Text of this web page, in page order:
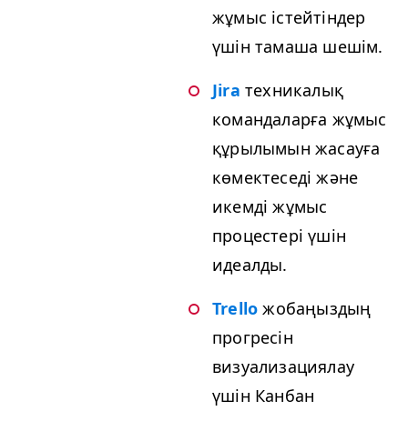
жұмыс істейтіндер
үшін тамаша шешім.
Jira техникалық
командаларға жұмыс
құрылымын жасауға
көмектеседі және
икемді жұмыс
процестері үшін
идеалды.
Trel­lo жобаңыздың
прогресін
визуализациялау
үшін Канбан